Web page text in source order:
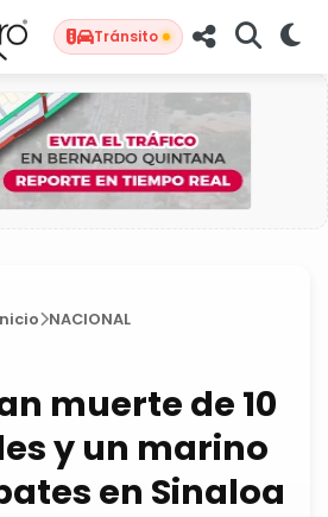
Tránsito
NACIONAL
muerte de 10
y un marino
en Sinaloa